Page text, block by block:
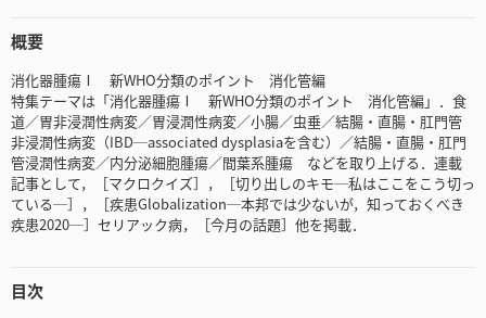
概要
消化器腫瘍Ⅰ 新WHO分類のポイント 消化管編
特集テーマは「消化器腫瘍Ⅰ 新WHO分類のポイント 消化管編」．食
道／胃非浸潤性病変／胃浸潤性病変／小腸／虫垂／結腸・直腸・肛門管
非浸潤性病変（IBD─associated dysplasiaを含む）／結腸・直腸・肛門
管浸潤性病変／内分泌細胞腫瘍／間葉系腫瘍 などを取り上げる．連載
記事として，［マクロクイズ］，［切り出しのキモ─私はここをこう切っ
ている─］，［疾患Globalization─本邦では少ないが，知っておくべき
疾患2020─］セリアック病，［今月の話題］他を掲載．
目次